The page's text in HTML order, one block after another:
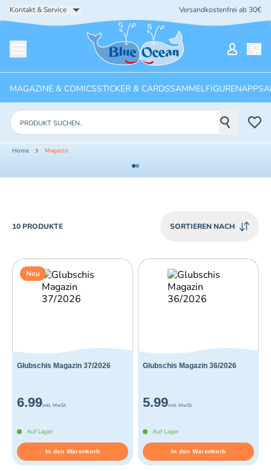
Kontakt & Service Versandkostenfrei ab 30€
Startseite
MAGAZINE & COMICSSTICKER & CARDSSAMMELFIGURENAPPS
Produkte suchen
Home Magazin
PRODUCTS
10 PRODUKTE SORTIEREN NACH
Neu
Glubschis Magazin 37/2026
6.99inkl. MwSt.
Auf Lager
In den Warenkorb
Glubschis Magazin 36/2026
5.99inkl. MwSt.
Auf Lager
In den Warenkorb